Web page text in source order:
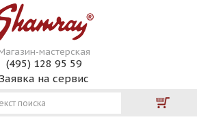
мастерская
(495) 128 95 59
Заявка на сервис